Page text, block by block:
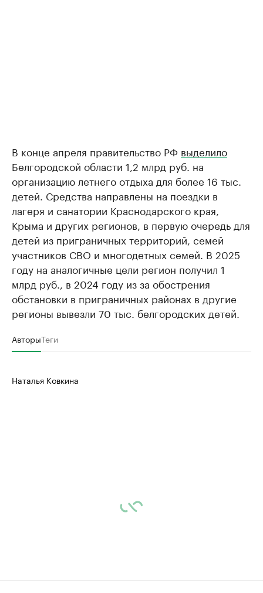
В конце апреля правительство РФ выделило
Белгородской области 1,2 млрд руб. на
организацию летнего отдыха для более 16 тыс.
детей. Средства направлены на поездки в
лагеря и санатории Краснодарского края,
Крыма и других регионов, в первую очередь для
детей из приграничных территорий, семей
участников СВО и многодетных семей. В 2025
году на аналогичные цели регион получил 1
млрд руб., в 2024 году из за обострения
обстановки в приграничных районах в другие
регионы вывезли 70 тыс. белгородских детей.
АвторыТеги
Наталья Ковкина